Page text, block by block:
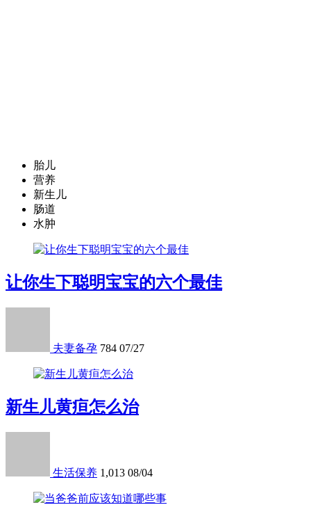
胎儿
营养
新生儿
肠道
水肿
让你生下聪明宝宝的六个最佳
夫妻备孕 784 07/27
新生儿黄疸怎么治
生活保养 1,013 08/04